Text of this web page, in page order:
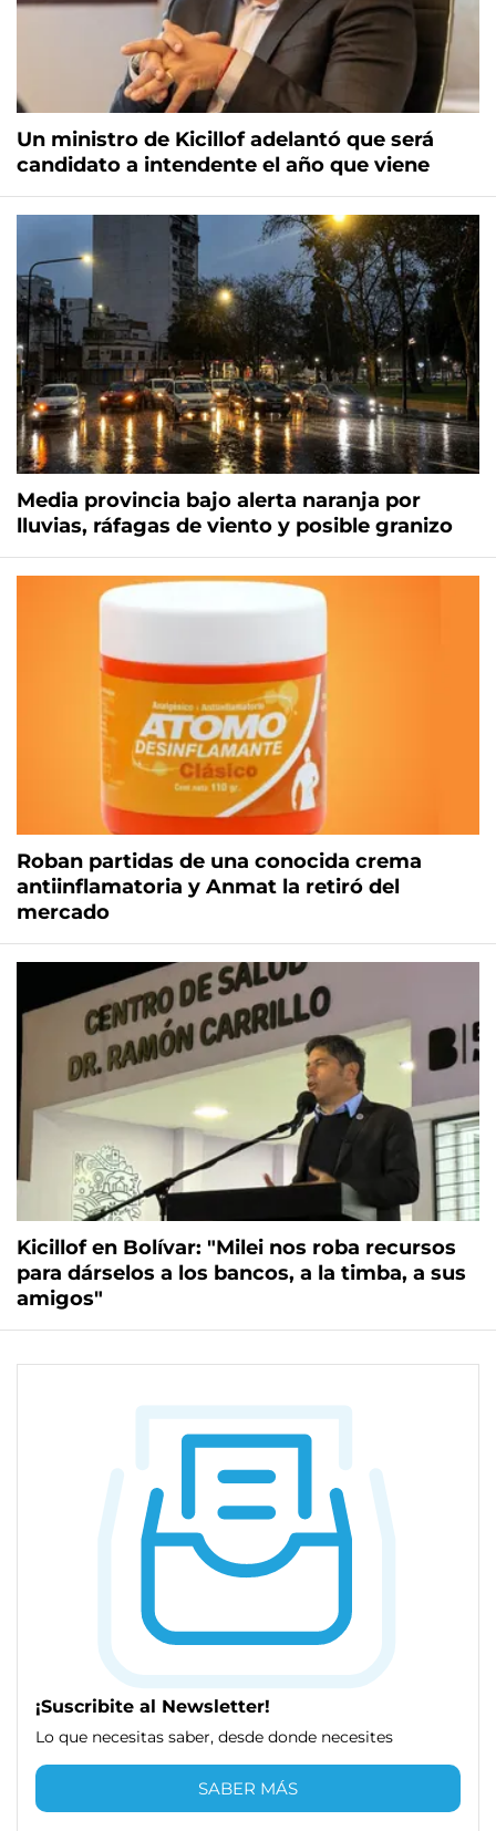
Un ministro de Kicillof adelantó que será
candidato a intendente el año que viene
Media provincia bajo alerta naranja por
lluvias, ráfagas de viento y posible granizo
Roban partidas de una conocida crema
antiinflamatoria y Anmat la retiró del
mercado
Kicillof en Bolívar: "Milei nos roba recursos
para dárselos a los bancos, a la timba, a sus
amigos"
¡Suscribite al Newsletter!
Lo que necesitas saber, desde donde necesites
SABER MÁS